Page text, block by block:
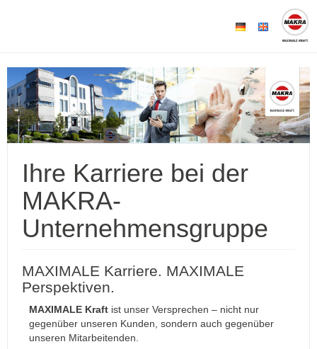
Ihre Karriere bei der
MAKRA-
Unternehmensgruppe
MAXIMALE Karriere. MAXIMALE
Perspektiven.
MAXIMALE Kraft ist unser Versprechen – nicht nur
gegenüber unseren Kunden, sondern auch gegenüber
unseren Mitarbeitenden.